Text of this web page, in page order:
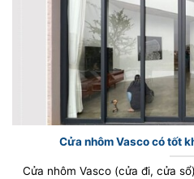
Cửa nhôm Vasco có tốt
Cửa nhôm Vasco (cửa đi, cửa